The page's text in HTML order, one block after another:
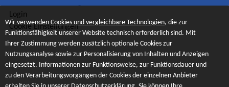
Login
Cookie Einstellungen
Wir verwenden Cookies und vergleichbare Technologien, die zur
Funktionsfähigkeit unserer Website technisch erforderlich sind. Mit
Ihrer Zustimmung werden zusätzlich optionale Cookies zur
Nutzungsanalyse sowie zur Personalisierung von Inhalten und Anzeigen
eingesetzt. Informationen zur Funktionsweise, zur Funktionsdauer und
zu den Verarbeitungsvorgängen der Cookies der einzelnen Anbieter